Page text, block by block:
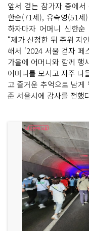
앞서 걷는 참가자 중에
한순(71세), 유숙영(51세
하자마자 어머니 신한
“제가 신청한 뒤 주위 지
해서 ‘2024 서울 걷자 페
가을에 어머니와 함께 행
어머니를 모시고 자주 나
고 즐거운 추억으로 남게
준 서울시에 감사를 전했